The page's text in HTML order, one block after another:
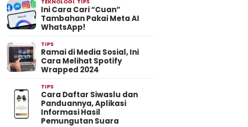
TEKNOLOGI, TIPS
Ini Cara Cari “Cuan”
Tambahan Pakai Meta AI
WhatsApp!
TIPS
Ramai di Media Sosial, Ini
Cara Melihat Spotify
Wrapped 2024
TIPS
Cara Daftar Siwaslu dan
Panduannya, Aplikasi
Informasi Hasil
Pemungutan Suara